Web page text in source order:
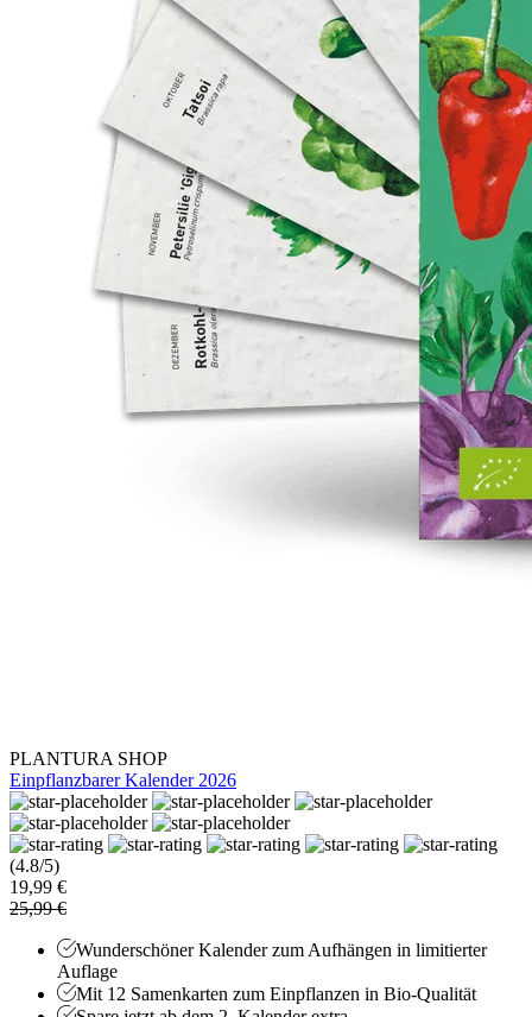
PLANTURA SHOP
Einpflanzbarer Kalender 2026
(4.8/5)
19,99 €
25,99 €
Wunderschöner Kalender zum Aufhängen in limitierter
Auflage
Mit 12 Samenkarten zum Einpflanzen in Bio-Qualität